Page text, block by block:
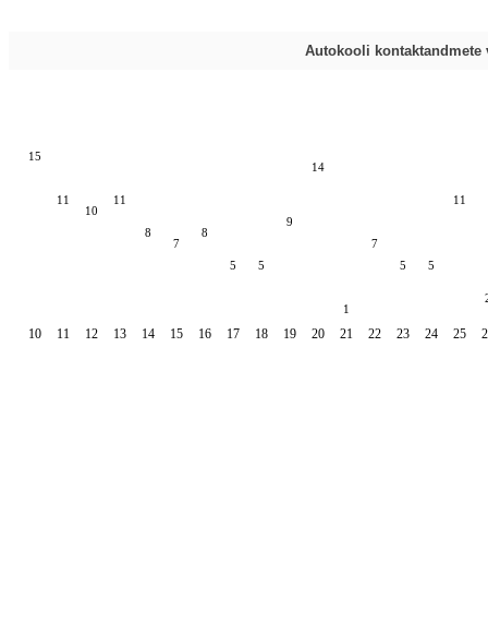
Autokooli
15
10
11
11
10
12
11
13
8
14
7
15
8
16
5
17
5
18
9
19
14
20
1
21
7
22
5
23
5
24
11
25